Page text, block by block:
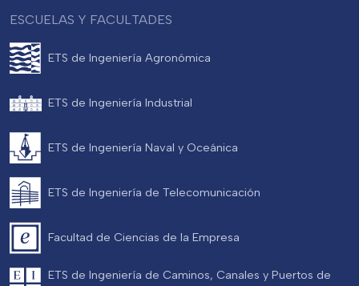
ESCUELAS Y FACULTADES
ETS de Ingeniería Agronómica
ETS de Ingeniería Industrial
ETS de Ingeniería Naval y Oceánica
ETS de Ingeniería de Telecomunicación
Facultad de Ciencias de la Empresa
ETS de Ingeniería de Caminos, Canales y Puertos de